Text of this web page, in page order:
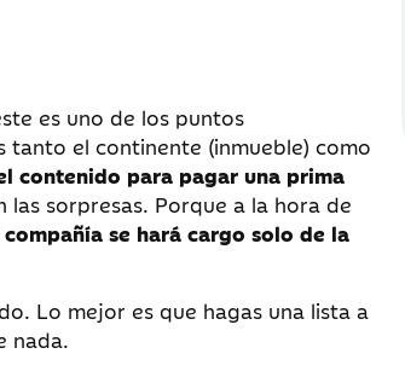
es uno de los puntos
el continente (inmueble) como
contenido para pagar una prima
sorpresas. Porque a la hora de
compañía se hará cargo solo de la
Lo mejor es que hagas una lista a
nada.